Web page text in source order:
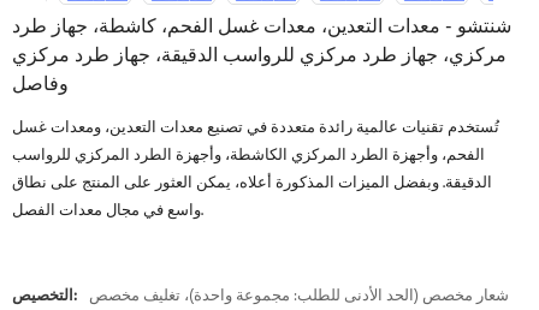
شنتشو - معدات التعدين، معدات غسل الفحم، كاشطة، جهاز طرد
مركزي، جهاز طرد مركزي للرواسب الدقيقة، جهاز طرد مركزي
وفاصل
تُستخدم تقنيات عالمية رائدة متعددة في تصنيع معدات التعدين، ومعدات غسل
الفحم، وأجهزة الطرد المركزي الكاشطة، وأجهزة الطرد المركزي للرواسب
الدقيقة. وبفضل الميزات المذكورة أعلاه، يمكن العثور على المنتج على نطاق
واسع في مجال معدات الفصل.
التخصيص: شعار مخصص (الحد الأدنى للطلب: مجموعة واحدة)، تغليف مخصص